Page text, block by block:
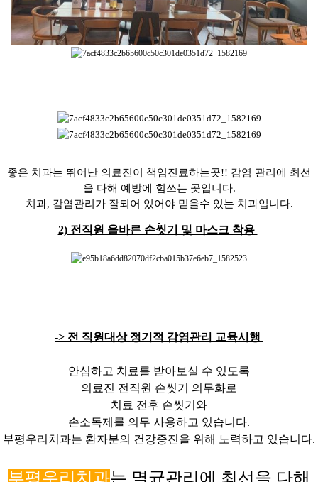
좋은 치과는 뛰어난 의료진이 책임진료하는곳!! 감염 관리에 최선
을 다해 예방에 힘쓰는 곳입니다.
치과, 감염관리가 잘되어 있어야 믿을수 있는 치과입니다.
2) 전직원 올바른 손씻기 및 마스크 착용
-> 전 직원대상 정기적 감염관리 교육시행
안심하고 치료를 받아보실 수 있도록
의료진 전직원 손씻기 의무화로
치료 전후 손씻기와
손소독제를 의무 사용하고 있습니다.
부평우리치과는 환자분의 건강증진을 위해 노력하고 있습니다.
부평우리치과는 멸균관리에 최선을 다해